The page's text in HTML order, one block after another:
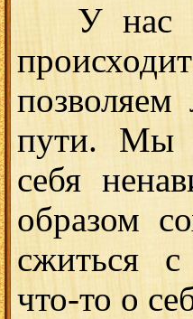
У нас
пути. Мы
себя
образом
сжиться с
что-то о